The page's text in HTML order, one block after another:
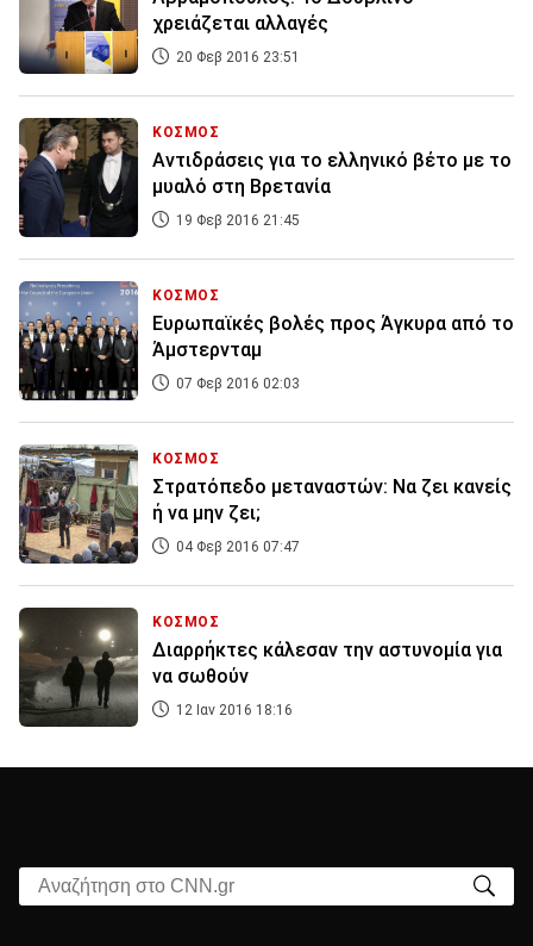
χρειάζεται αλλαγές
20 Φεβ 2016 23:51
ΚΟΣΜΟΣ
Αντιδράσεις για το ελληνικό βέτο με το
μυαλό στη Βρετανία
19 Φεβ 2016 21:45
ΚΟΣΜΟΣ
Ευρωπαϊκές βολές προς Άγκυρα από το
Άμστερνταμ
07 Φεβ 2016 02:03
ΚΟΣΜΟΣ
Στρατόπεδο μεταναστών: Να ζει κανείς
ή να μην ζει;
04 Φεβ 2016 07:47
ΚΟΣΜΟΣ
Διαρρήκτες κάλεσαν την αστυνομία για
να σωθούν
12 Ιαν 2016 18:16
Αναζήτηση στο CNN.gr